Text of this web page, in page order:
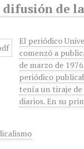
de
El periódico
comenzó a
de marzo de
periódico
tenía un tiraje
diarios. En su